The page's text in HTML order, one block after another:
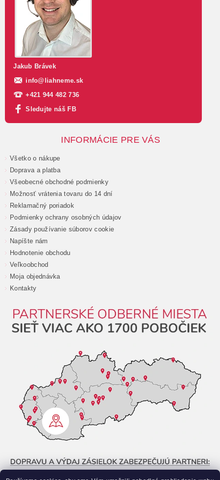
Jakub Brávek
info@ liahneme.sk
+421 944 482 736
Sledujte náš FB
INFORMÁCIE PRE VÁS
Všetko o nákupe
Doprava a platba
Všeobecné obchodné podmienky
Možnosť vrátenia tovaru do 14 dní
Reklamačný poriadok
Podmienky ochrany osobných údajov
Zásady používanie súborov cookie
Napíšte nám
Hodnotenie obchodu
Veľkoobchod
Moja objednávka
Kontakty